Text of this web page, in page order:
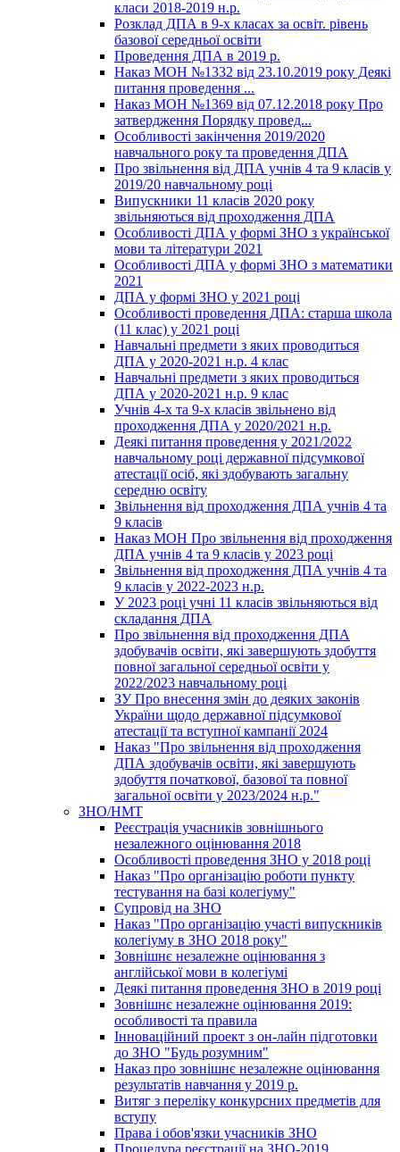
класи 2018-2019 н.р.
Розклад ДПА в 9-х класах за освіт. рівень
базової середньої освіти
Проведення ДПА в 2019 р.
Наказ МОН №1332 від 23.10.2019 року Деякі
питання проведення ...
Наказ МОН №1369 від 07.12.2018 року Про
затвердження Порядку провед...
Особливості закінчення 2019/2020
навчального року та проведення ДПА
Про звільнення від ДПА учнів 4 та 9 класів у
2019/20 навчальному році
Випускники 11 класів 2020 року
звільняються від проходження ДПА
Особливості ДПА у формі ЗНО з української
мови та літератури 2021
Особливості ДПА у формі ЗНО з математики
2021
ДПА у формі ЗНО у 2021 році
Особливості проведення ДПА: старша школа
(11 клас) у 2021 році
Навчальні предмети з яких проводиться
ДПА у 2020-2021 н.р. 4 клас
Навчальні предмети з яких проводиться
ДПА у 2020-2021 н.р. 9 клас
Учнів 4-х та 9-х класів звільнено від
проходження ДПА у 2020/2021 н.р.
Деякі питання проведення у 2021/2022
навчальному році державної підсумкової
атестації осіб, які здобувають загальну
середню освіту
Звільнення від проходження ДПА учнів 4 та
9 класів
Наказ МОН Про звільнення від проходження
ДПА учнів 4 та 9 класів у 2023 році
Звільнення від проходження ДПА учнів 4 та
9 класів у 2022-2023 н.р.
У 2023 році учні 11 класів звільняються від
складання ДПА
Про звільнення від проходження ДПА
здобувачів освіти, які завершують здобуття
повної загальної середньої освіти у
2022/2023 навчальному році
ЗУ Про внесення змін до деяких законів
України щодо державної підсумкової
атестації та вступної кампанії 2024
Наказ "Про звільнення від проходження
ДПА здобувачів освіти, які завершують
здобуття початкової, базової та повної
загальної освіти у 2023/2024 н.р."
ЗНО/НМТ
Реєстрація учасників зовнішнього
незалежного оцінювання 2018
Особливості проведення ЗНО у 2018 році
Наказ "Про організацію роботи пункту
тестування на базі колегіуму"
Супровід на ЗНО
Наказ "Про організацію участі випускників
колегіуму в ЗНО 2018 року"
Зовнішнє незалежне оцінювання з
англійської мови в колегіумі
Деякі питання проведення ЗНО в 2019 році
Зовнішнє незалежне оцінювання 2019:
особливості та правила
Інноваційний проект з он-лайн підготовки
до ЗНО "Будь розумним"
Наказ про зовнішнє незалежне оцінювання
результатів навчання у 2019 р.
Витяг з переліку конкурсних предметів для
вступу
Права і обов'язки учасників ЗНО